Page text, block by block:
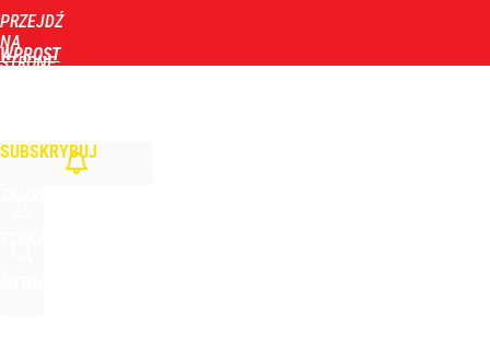
PRZEJDŹ
NA
STRONĘ
WPROST
SUBSKRYBUJ
dodaj